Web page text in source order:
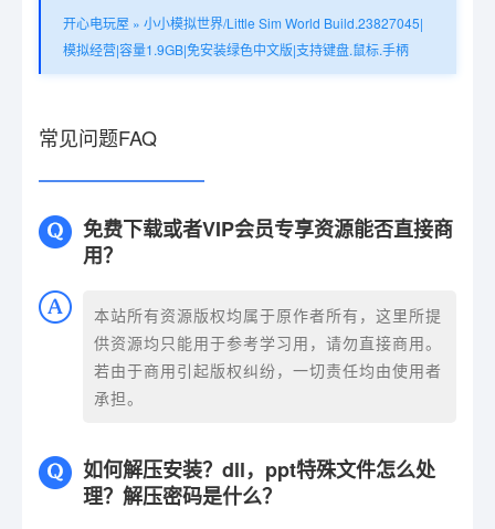
开心电玩屋 » 小小模拟世界/Little Sim World Build.23827045|
模拟经营|容量1.9GB|免安装绿色中文版|支持键盘.鼠标.手柄
常见问题FAQ
免费下载或者VIP会员专享资源能否直接商
用？
本站所有资源版权均属于原作者所有，这里所提
供资源均只能用于参考学习用，请勿直接商用。
若由于商用引起版权纠纷，一切责任均由使用者
承担。
如何解压安装？dll，ppt特殊文件怎么处
理？解压密码是什么？